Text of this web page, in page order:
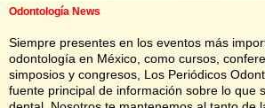
Odontología News
Siempre presentes en los eventos más
odontología en México, como cursos,
simposios y congresos, Los Periódicos
fuente principal de información sobre lo que